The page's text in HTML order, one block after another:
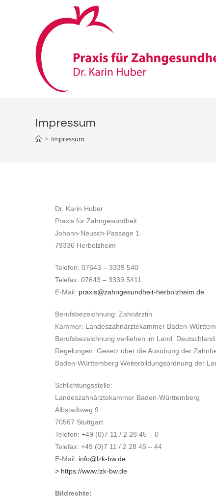
Impressum
> Impressum
Dr. Karin Huber
Praxis für Zahngesundheit
Johann-Neusch-Passage 1
79336 Herbolzheim
Telefon: 07643 – 3339 540
Telefax: 07643 – 3339 5411
E-Mail: praxis@zahngesundheit-herbolzheim.de
Berufsbezeichnung: Zahnärztin
Kammer: Landeszahnärztekammer Baden-
Berufsbezeichnung verliehen im Land: Deutschland
Regelungen: Gesetz über die Ausübung der
Baden-Württemberg Weiterbildungsordnung der
Schlichtungsstelle:
Landeszahnärztekammer Baden-Württemberg
Albstadtweg 9
70567 Stuttgart
Telefon: +49 (0)7 11 / 2 28 45 – 0
Telefax: +49 (0)7 11 / 2 28 45 – 44
E-Mail: info@lzk-bw.de
> https://www.lzk-bw.de
Bildrechte: